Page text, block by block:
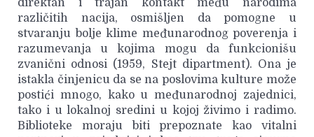
direktan i trajan kontakt među narodima
različitih nacija, osmišljen da pomogne u
stvaranju bolje klime međunarodnog poverenja i
razumevanja u kojima mogu da funkcionišu
zvanični odnosi (1959, Stejt dipartment). Ona je
istakla činjenicu da se na poslovima kulture može
postići mnogo, kako u međunarodnoj zajednici,
tako i u lokalnoj sredini u kojoj živimo i radimo.
Biblioteke moraju biti prepoznate kao vitalni